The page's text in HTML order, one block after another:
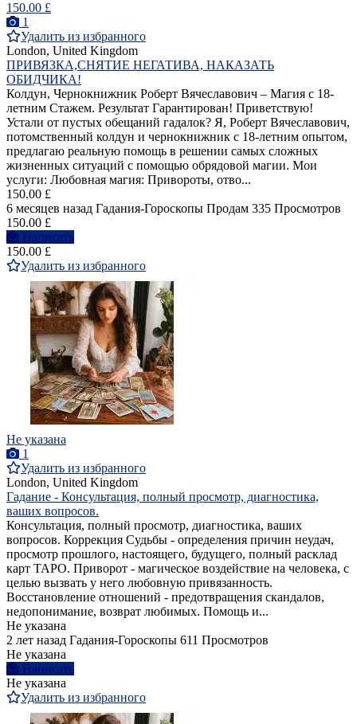
150.00 £
1
Удалить из избранного
London, United Kingdom
ПРИВЯЗКА,СНЯТИЕ НЕГАТИВА, НАКАЗАТЬ
ОБИДЧИКА!
Колдун, Чернокнижник Роберт Вячеславович – Магия с 18-
летним Стажем. Результат Гарантирован! Приветствую!
Устали от пустых обещаний гадалок? Я, Роберт Вячеславович,
потомственный колдун и чернокнижник с 18-летним опытом,
предлагаю реальную помощь в решении самых сложных
жизненных ситуаций с помощью обрядовой магии. Мои
услуги: Любовная магия: Привороты, отво...
150.00 £
6 месяцев назад Гадания-Гороскопы Продам 335 Просмотров
150.00 £
Написать
150.00 £
Удалить из избранного
Не указана
1
Удалить из избранного
London, United Kingdom
Гадание - Консультация, полный просмотр, диагностика,
ваших вопросов.
Консультация, полный просмотр, диагностика, ваших
вопросов. Коррекция Судьбы - определения причин неудач,
просмотр прошлого, настоящего, будущего, полный расклад
карт ТАРО. Приворот - магическое воздействие на человека, с
целью вызвать у него любовную привязанность.
Восстановление отношений - предотвращения скандалов,
недопонимание, возврат любимых. Помощь и...
Не указана
2 лет назад Гадания-Гороскопы 611 Просмотров
Не указана
Написать
Не указана
Удалить из избранного